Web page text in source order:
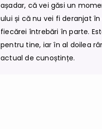
așadar, că vei găsi un
ului și că nu vei fi deranjat
fiecărei întrebări în parte.
pentru tine, iar în al doilea
actual de cunoștințe.